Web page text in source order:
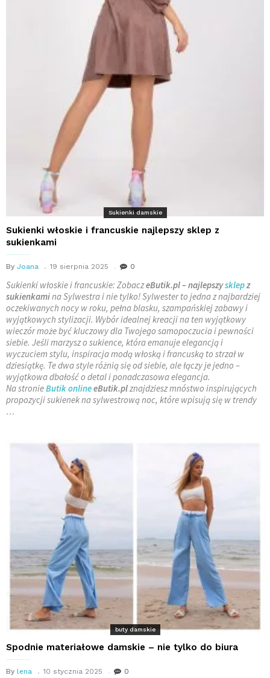
Sukienki damskie
Sukienki włoskie i francuskie najlepszy sklep z
sukienkami
By Joana 19 sierpnia 2025 0
Sukienki włoskie i francuskie: ZobaczeButik.pl – najlepszysklepz
sukienkamina Sylwestra i nie tylko! Sylwester to jedna z najbardziej
oczekiwanych nocy w roku, pełna blasku, szampańskiej zabawy i
wyjątkowych stylizacji. Wybór idealnej kreacji na ten wyjątkowy
wieczór może być kluczowy dla Twojego samopoczucia i pewności
siebie. Jeśli marzysz o sukience, która emanuje elegancją i
wyczuciem stylu, inspiracja modą włoską i francuską to strzał w
dziesiątkę. Te dwa style różnią się od siebie, ale łączy je jedno –
wyjątkowa dbałość o detal i ponadczasowa elegancja.
Na stronieButik onlineeButik.plznajdziesz mnóstwo inspirujących
propozycji sukienek na sylwestrową noc, które wpisują się w trendy
…
buty damskie
Spodnie materiałowe damskie – nie tylko do biura
By lena 10 stycznia 2025 0